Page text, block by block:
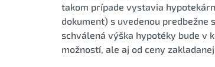
takom prípade vystavia
dokument) s uvedenou predbežne
schválená výška hypotéky bude v
možností, ale aj od ceny